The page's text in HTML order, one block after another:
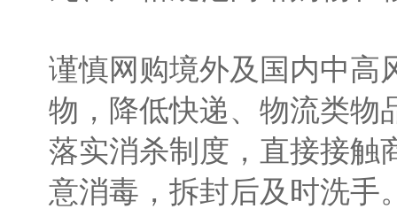
谨慎网购境外及国内中高
物，降低快递、物流类物
落实消杀制度，直接接触
意消毒，拆封后及时洗手